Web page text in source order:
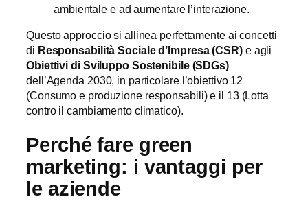
ambientale e ad aumentare l’interazione.
Questo approccio si allinea perfettamente ai concetti
di Responsabilità Sociale d’Impresa (CSR)e agli
Obiettivi di Sviluppo Sostenibile (SDGs)
dell’Agenda 2030, in particolare l’obiettivo 12
(Consumo e produzione responsabili) e il 13 (Lotta
contro il cambiamento climatico).
Perché fare green
marketing: i vantaggi per
le aziende